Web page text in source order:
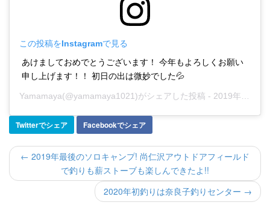
この投稿をInstagramで見る
あけましておめでとうございます！ 今年もよろしくお願い
申し上げます！！ 初日の出は微妙でした💦
Yamamaya(@yamamaya1021)がシェアした投稿 - 2019年12月月31日午後4時06分PST
Twitterでシェア Facebookでシェア
← 2019年最後のソロキャンプ! 尚仁沢アウトドアフィールド
で釣りも薪ストーブも楽しんできたよ!!
2020年初釣りは奈良子釣りセンター →